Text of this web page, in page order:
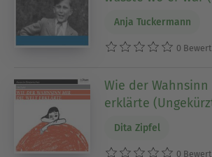
Anja Tuckermann
0
Wie der
erklärte
Dita Zipfel
0